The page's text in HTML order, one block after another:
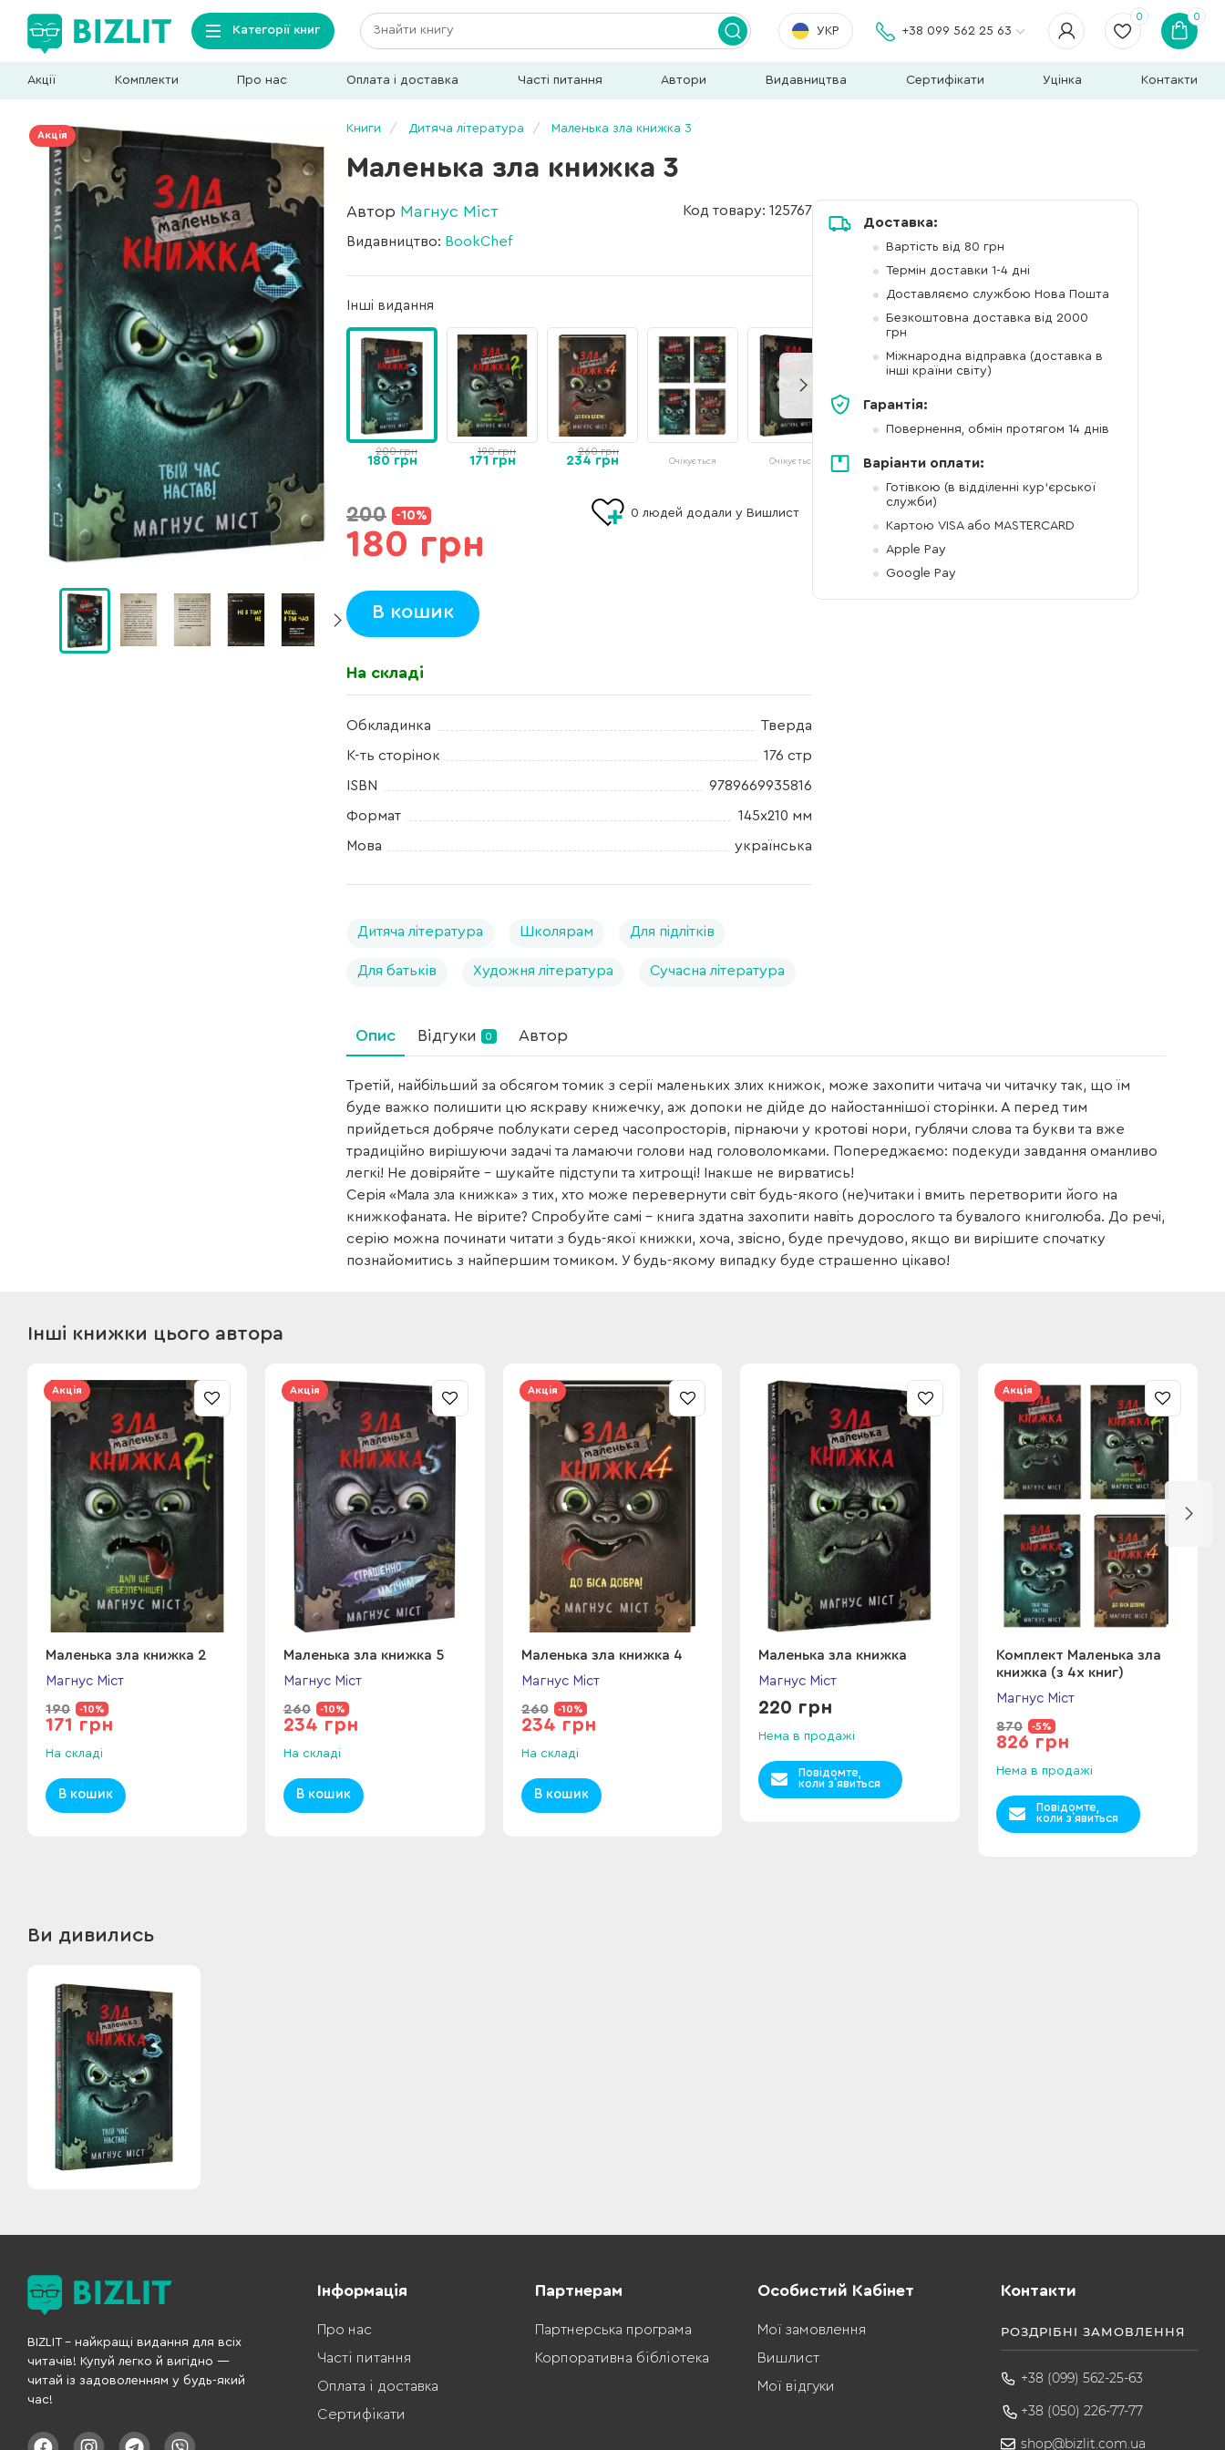
Категорії книг УКР +38 099 562 25 63
0 0
Акції Комплекти Про нас Оплата і доставка Часті питання Автори Видавництва Сертифікати Уцінка Контакти
Акція Книги Дитяча література Маленька зла книжка 3
Маленька зла книжка 3
Автор Магнус Міст
Видавництво: BookChef
Код товару: 125767
Інші видання
180 грн
200 грн
171 грн
190 грн
234 грн
260 грн
Очікується Очікується
200 -10%
180 грн
В кошик
0 людей додали у Вишлист
На складі
Обкладинка Тверда
К-ть сторінок 176 стр
ISBN 9789669935816
Формат 145х210 мм
Мова українська
Дитяча література Школярам Для підлітків
Для батьків Художня література Сучасна література
Доставка:
Вартість від 80 грн
Термін доставки 1-4 дні
Доставляємо службою Нова Пошта
Безкоштовна доставка від 2000
грн
Міжнародна відправка (доставка в
інші країни світу)
Гарантія:
Повернення, обмін протягом 14 днів
Варіанти оплати:
Готівкою (в відділенні кур'єрської
служби)
Картою VISA або MASTERCARD
Apple Pay
Google Pay
Опис Відгуки 0 Автор
Третій, найбільший за обсягом томик з серії маленьких злих книжок, може захопити читача чи читачку так, що їм
буде важко полишити цю яскраву книжечку, аж допоки не дійде до найостаннішої сторінки. А перед тим
прийдеться добряче поблукати серед часопросторів, пірнаючи у кротові нори, гублячи слова та букви та вже
традиційно вирішуючи задачі та ламаючи голови над головоломками. Попереджаємо: подекуди завдання оманливо
легкі! Не довіряйте – шукайте підступи та хитрощі! Інакше не вирватись!
Серія «Мала зла книжка» з тих, хто може перевернути світ будь-якого (не)читаки і вмить перетворити його на
книжкофаната. Не вірите? Спробуйте самі – книга здатна захопити навіть дорослого та бувалого книголюба. До речі,
серію можна починати читати з будь-якої книжки, хоча, звісно, буде пречудово, якщо ви вирішите спочатку
познайомитись з найпершим томиком. У будь-якому випадку буде страшенно цікаво!
Інші книжки цього автора
Акція
Маленька зла книжка 2
Магнус Міст
190 -10%
171 грн
На складі
В кошик
Акція
Маленька зла книжка 5
Магнус Міст
260 -10%
234 грн
На складі
В кошик
Акція
Маленька зла книжка 4
Магнус Міст
260 -10%
234 грн
На складі
В кошик
Маленька зла книжка
Магнус Міст
220 грн
Нема в продажі
Повідомте,
коли з`явиться
Акція
Комплект Маленька зла
книжка (з 4х книг)
Магнус Міст
870 -5%
826 грн
Нема в продажі
Повідомте,
коли з`явиться
Ви дивились
BIZLIT – найкращі видання для всіх
читачів! Купуй легко й вигідно —
читай із задоволенням у будь-який
час!
Інформація
Про нас
Часті питання
Оплата і доставка
Сертифікати
Партнерам
Партнерська програма
Корпоративна бібліотека
Особистий Кабінет
Мої замовлення
Вишлист
Мої відгуки
Контакти
РОЗДРІБНІ ЗАМОВЛЕННЯ
+38 (099) 562-25-63
+38 (050) 226-77-77
shop@bizlit.com.ua